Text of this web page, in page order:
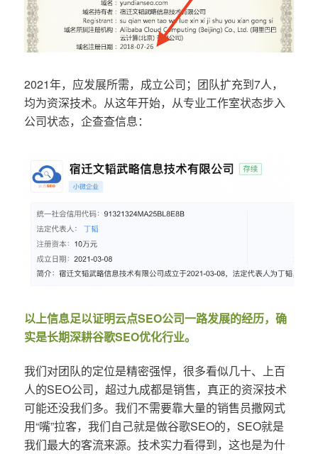
2021年，应发展所需，成立公司；团队扩充到7人，
均为资深技术。从这年开始，从专业工作室状态步入
公司状态，企查查信息：
以上信息足以证明云点SEO公司一路发展的经历，确
实是长期深耕谷歌SEO优化行业。
我们对团队的定位是精密强悍，很多看似几十、上百
人的SEO公司，超过九成都是销售，真正的资深技术
可能还没我们多。我们不需要靠大量的销售员撒网式
用“嘴”拉客，我们自己就是做谷歌SEO的，SEO就是
我们最大的客流来源。技术实力看得到，这也是为什